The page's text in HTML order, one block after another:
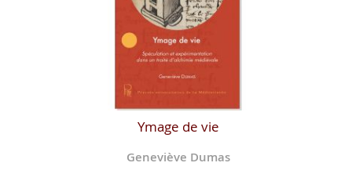
Ymage de vie
Geneviève Dumas